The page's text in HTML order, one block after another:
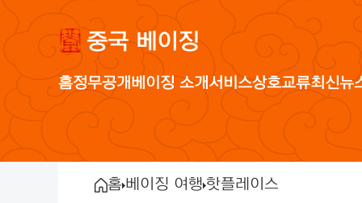
중국 베이징
홈정무공개베이징 소개서비스상호교류최신뉴
홈 베이징 여행 핫플레이스